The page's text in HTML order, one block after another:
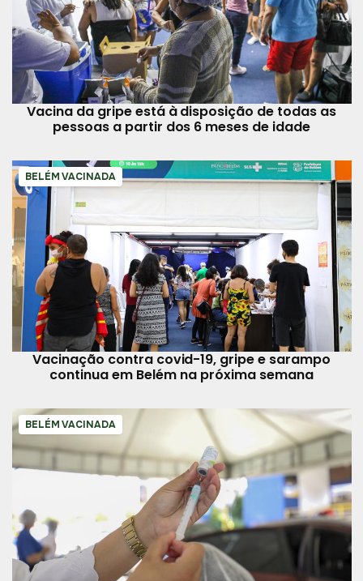
Vacina da gripe está à disposição de todas as
pessoas a partir dos 6 meses de idade
BELÉM VACINADA
Vacinação contra covid-19, gripe e sarampo
continua em Belém na próxima semana
BELÉM VACINADA